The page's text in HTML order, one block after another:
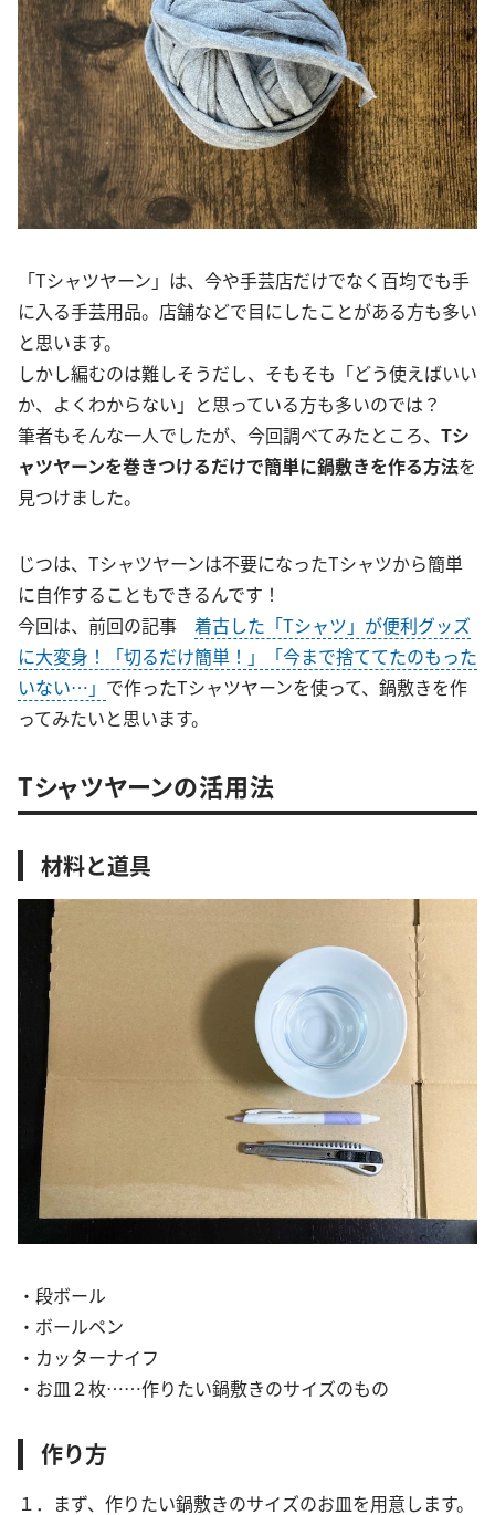
「Tシャツヤーン」は、今や手芸店だけでなく百均でも手
に入る手芸用品。店舗などで目にしたことがある方も多い
と思います。
しかし編むのは難しそうだし、そもそも「どう使えばいい
か、よくわからない」と思っている方も多いのでは？
筆者もそんな一人でしたが、今回調べてみたところ、 Tシ
ャツヤーンを巻きつけるだけで簡単に鍋敷きを作る方法を
見つけました。
じつは、Tシャツヤーンは不要になったTシャツから簡単
に自作することもできるんです！
今回は、前回の記事 着古した「Tシャツ」が便利グッズ
に大変身！「切るだけ簡単！」「今まで捨ててたのもった
いない…」 で作ったTシャツヤーンを使って、鍋敷きを作
ってみたいと思います。
Tシャツヤーンの活用法
材料と道具
・段ボール
・ボールペン
・カッターナイフ
・お皿２枚……作りたい鍋敷きのサイズのもの
作り方
１．まず、作りたい鍋敷きのサイズのお皿を用意します。